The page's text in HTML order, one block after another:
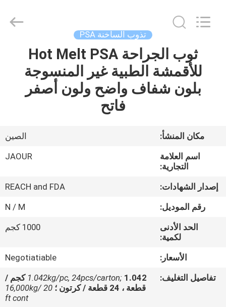
منتجات
المصنع
مراقبة
الجودة
بنا
Adhesive
Products
تذوب الساخنة PSA
ثوب الجراحة Hot Melt PSA
للأقمشة الطبية غير المنسوجة
بلون شفاف واضح ولون أصفر
فاتح
مكان المنشأ:
الصين
اسم العلامة
التجارية:
JAOUR
إصدار الشهادات:
REACH and FDA
رقم الموديل:
N / M
الحد الأدنى
لكمية:
1000 كجم
الأسعار:
Negotiatiable
تفاصيل التغليف:
1.042kg/pc, 24pcs/carton; 1.042 كجم /
قطعة ، 24 قطعة / كرتون ؛
16,000kg/ 20
ft cont